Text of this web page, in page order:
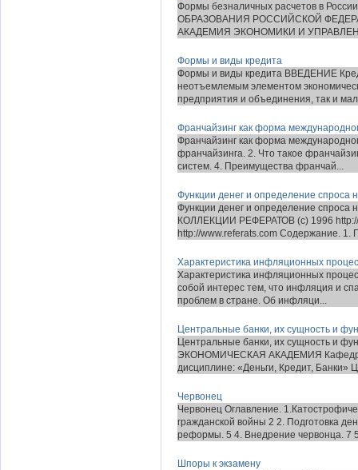
Формы безналичных расчетов в
ОБРАЗОВАНИЯ РОССИЙСКОЙ
АКАДЕМИЯ ЭКОНОМИКИ И
Формы и виды кредита
Формы и виды кредита ВВЕДЕНИЕ
неотъемлемым элементом
предприятия и объединения, так и
Франчайзинг как форма
Франчайзинг как форма
франчайзинга. 2. Что такое
систем. 4. Преимущества франчай...
Функции денег и определение спроса
Функции денег и определение
КОЛЛЕКЦИИ РЕФЕРАТОВ (с) 1996 http://
http://www.referats.com Содержание. 1.
Характеристика инфляционных
Характеристика инфляционных
собой интерес тем, что инфляция и
проблем в стране. Об инфляци...
Центральные банки, их сущность и
Центральные банки, их сущность и
ЭКОНОМИЧЕСКАЯ АКАДЕМИЯ
дисциплине: «Деньги, Кредит, Банки»
Червонец
Червонец Оглавление.
гражданской войны 2 2. Подготовка
реформы. 5 4. Внедрение червонца. 7
Шпоры к экзамену